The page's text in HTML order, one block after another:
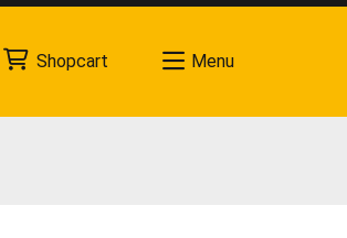
Shopcart Menu